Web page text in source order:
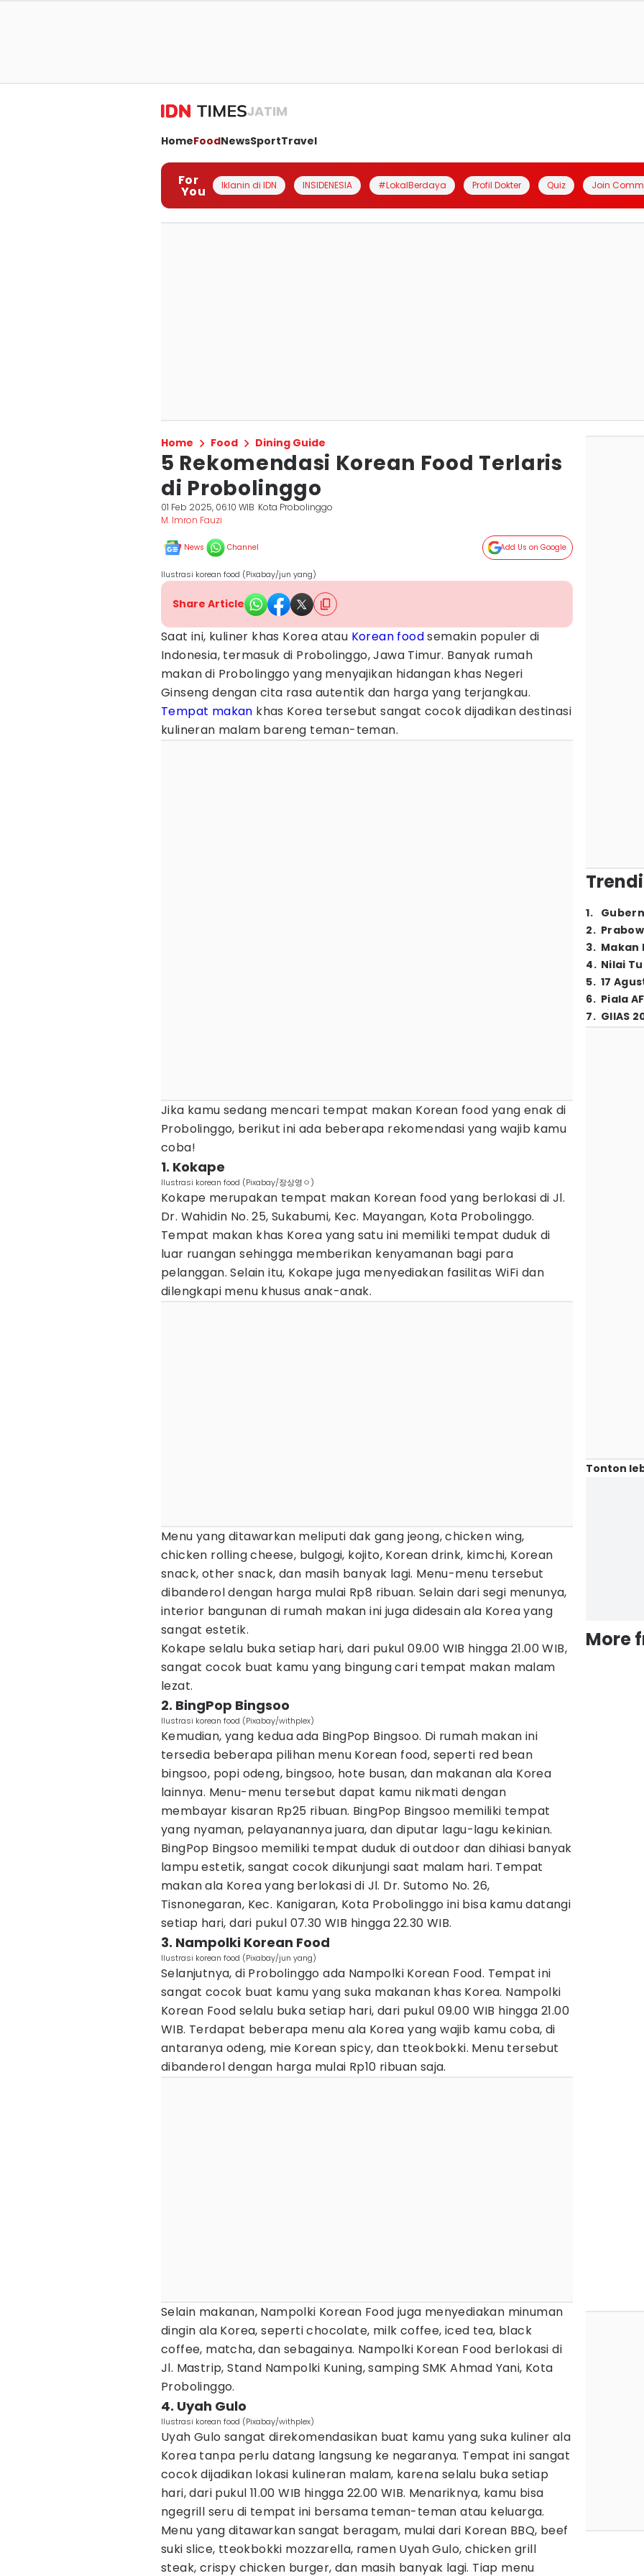
JATIM
HomeFoodNewsSportTravel
For
You Iklanin di IDN INSIDENESIA #LokalBerdaya Profil Dokter Quiz Join
Home Food Dining Guide
5 Rekomendasi Korean Food Terlaris
di Probolinggo
01 Feb 2025, 06:10 WIB Kota Probolinggo
M. Imron Fauzi
News Channel Add Us on Google
Ilustrasi korean food (Pixabay/jun yang)
Share Article
Saat ini, kuliner khas Korea atau Korean foodsemakin populer di
Indonesia, termasuk di Probolinggo, Jawa Timur. Banyak rumah
makan di Probolinggo yang menyajikan hidangan khas Negeri
Ginseng dengan cita rasa autentik dan harga yang terjangkau.
Tempat makan khas Korea tersebut sangat cocok dijadikan destinasi
kulineran malam bareng teman-teman.
Jika kamu sedang mencari tempat makan Korean food yang enak di
Probolinggo, berikut ini ada beberapa rekomendasi yang wajib kamu
coba!
1. Kokape
Ilustrasi korean food (Pixabay/장상영ㅇ)
Kokape merupakan tempat makan Korean food yang berlokasi di Jl.
Dr. Wahidin No. 25, Sukabumi, Kec. Mayangan, Kota Probolinggo.
Tempat makan khas Korea yang satu ini memiliki tempat duduk di
luar ruangan sehingga memberikan kenyamanan bagi para
pelanggan. Selain itu, Kokape juga menyediakan fasilitas WiFi dan
dilengkapi menu khusus anak-anak.
Menu yang ditawarkan meliputi dak gang jeong, chicken wing,
chicken rolling cheese, bulgogi, kojito, Korean drink, kimchi, Korean
snack, other snack, dan masih banyak lagi. Menu-menu tersebut
dibanderol dengan harga mulai Rp8 ribuan. Selain dari segi menunya,
interior bangunan di rumah makan ini juga didesain ala Korea yang
sangat estetik.
Kokape selalu buka setiap hari, dari pukul 09.00 WIB hingga 21.00 WIB,
sangat cocok buat kamu yang bingung cari tempat makan malam
lezat.
2. BingPop Bingsoo
Ilustrasi korean food (Pixabay/withplex)
Kemudian, yang kedua ada BingPop Bingsoo. Di rumah makan ini
tersedia beberapa pilihan menu Korean food, seperti red bean
bingsoo, popi odeng, bingsoo, hote busan, dan makanan ala Korea
lainnya. Menu-menu tersebut dapat kamu nikmati dengan
membayar kisaran Rp25 ribuan. BingPop Bingsoo memiliki tempat
yang nyaman, pelayanannya juara, dan diputar lagu-lagu kekinian.
BingPop Bingsoo memiliki tempat duduk di outdoor dan dihiasi banyak
lampu estetik, sangat cocok dikunjungi saat malam hari. Tempat
makan ala Korea yang berlokasi di Jl. Dr. Sutomo No. 26,
Tisnonegaran, Kec. Kanigaran, Kota Probolinggo ini bisa kamu datangi
setiap hari, dari pukul 07.30 WIB hingga 22.30 WIB.
3. Nampolki Korean Food
Ilustrasi korean food (Pixabay/jun yang)
Selanjutnya, di Probolinggo ada Nampolki Korean Food. Tempat ini
sangat cocok buat kamu yang suka makanan khas Korea. Nampolki
Korean Food selalu buka setiap hari, dari pukul 09.00 WIB hingga 21.00
WIB. Terdapat beberapa menu ala Korea yang wajib kamu coba, di
antaranya odeng, mie Korean spicy, dan tteokbokki. Menu tersebut
dibanderol dengan harga mulai Rp10 ribuan saja.
Selain makanan, Nampolki Korean Food juga menyediakan minuman
dingin ala Korea, seperti chocolate, milk coffee, iced tea, black
coffee, matcha, dan sebagainya. Nampolki Korean Food berlokasi di
Jl. Mastrip, Stand Nampolki Kuning, samping SMK Ahmad Yani, Kota
Probolinggo.
4. Uyah Gulo
Ilustrasi korean food (Pixabay/withplex)
Uyah Gulo sangat direkomendasikan buat kamu yang suka kuliner ala
Korea tanpa perlu datang langsung ke negaranya. Tempat ini sangat
cocok dijadikan lokasi kulineran malam, karena selalu buka setiap
hari, dari pukul 11.00 WIB hingga 22.00 WIB. Menariknya, kamu bisa
ngegrill seru di tempat ini bersama teman-teman atau keluarga.
Menu yang ditawarkan sangat beragam, mulai dari Korean BBQ, beef
suki slice, tteokbokki mozzarella, ramen Uyah Gulo, chicken grill
steak, crispy chicken burger, dan masih banyak lagi. Tiap menu
1.
2.
3. Makan
4. Nilai
5. 17
6. Piala
7. GIIAS
Tonton
More